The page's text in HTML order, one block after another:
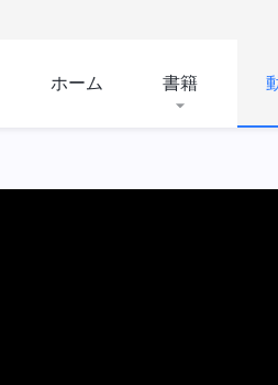
ホーム 書籍